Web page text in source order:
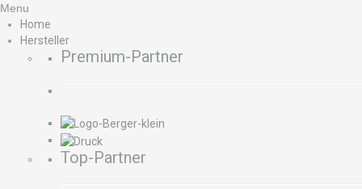
Menu
Home
Hersteller
Premium-Partner
Top-Partner